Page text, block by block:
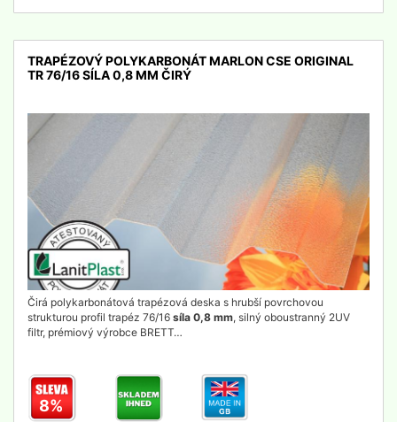
TRAPÉZOVÝ POLYKARBONÁT MARLON CSE ORIGINAL
TR 76/16 SÍLA 0,8 MM ČIRÝ
detail
Čirá polykarbonátová trapézová deska s hrubší povrchovou
strukturou profil trapéz 76/16 síla 0,8 mm, silný oboustranný 2UV
filtr, prémiový výrobce BRETT…
8%